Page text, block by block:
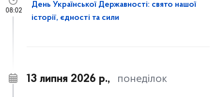
День Української Державності: свято нашої
історії, єдності та сили
08:02
13 липня 2026 р., понеділок